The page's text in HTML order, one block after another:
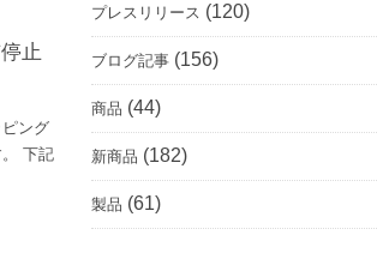
止
ング
下記
プレスリリース (120)
ブログ記事 (156)
商品 (44)
新商品 (182)
製品 (61)